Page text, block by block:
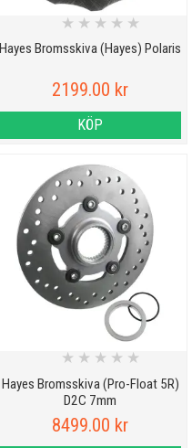
Hayes Bromsskiva (Hayes) Polaris
★ ★ ★ ★ ★
2199.00 kr
KÖP
Hayes Bromsskiva (Pro-Float 5R)
D2C 7mm
★ ★ ★ ★ ★
8499.00 kr